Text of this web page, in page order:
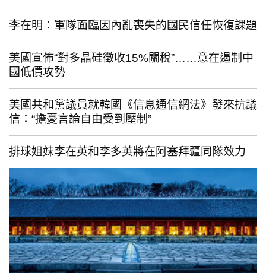
李在明：軍隊面臨因內亂喪失的國民信任恢復課題
美國宣佈“對多晶硅徵收15%關稅”……意在遏制中
國低價攻勢
美國共和黨議員就韓國《信息通信網法》發來抗議
信：“擔憂言論自由受到壓制”
排球姐妹李在英和李多英將在阿塞拜疆同隊效力